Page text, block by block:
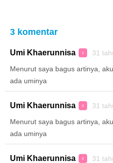
3 komentar
Umi Khaerunnisa ♀ 31
Menurut saya bagus artinya,
ada uminya
Umi Khaerunnisa ♀ 31
Menurut saya bagus artinya,
ada uminya
Umi Khaerunnisa ♀ 31